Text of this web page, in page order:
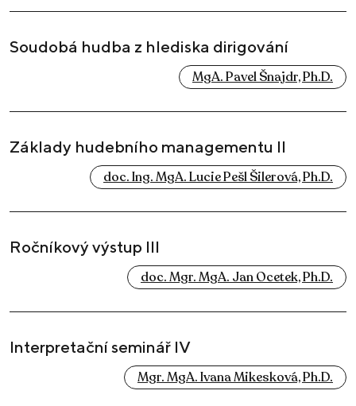
Soudobá hudba z hlediska dirigování
MgA. Pavel Šnajdr, Ph.D.
Základy hudebního managementu II
doc. Ing. MgA. Lucie Pešl Šilerová, Ph.D.
Ročníkový výstup III
doc. Mgr. MgA. Jan Ocetek, Ph.D.
Interpretační seminář IV
Mgr. MgA. Ivana Mikesková, Ph.D.